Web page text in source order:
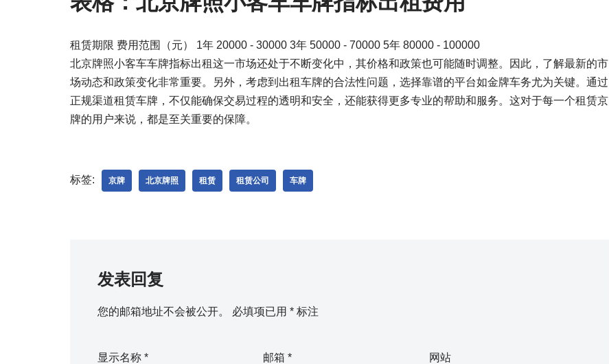
租赁期限 费用范围（元） 1年 20000 - 30000 3年 50000 - 70000 5年 80000 - 100000
北京牌照小客车车牌指标出租这一市场还处于不断变化中，其价格和政策也可能随时调整。因此，了解最新的市
场动态和政策变化非常重要。另外，考虑到出租车牌的合法性问题，选择靠谱的平台如金牌车务尤为关键。通过
正规渠道租赁车牌，不仅能确保交易过程的透明和安全，还能获得更多专业的帮助和服务。这对于每一个租赁京
牌的用户来说，都是至关重要的保障。
标签: 京牌 北京牌照 租赁 租赁公司 车牌
发表回复
您的邮箱地址不会被公开。 必填项已用 * 标注
显示名称 * 邮箱* 网站